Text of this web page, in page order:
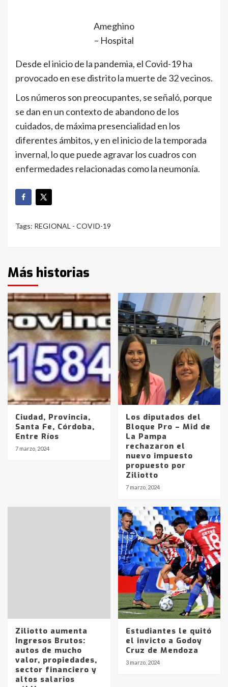
Ameghino
– Hospital
Desde el inicio de la pandemia, el Covid-19 ha
provocado en ese distrito la muerte de 32 vecinos.
Los números son preocupantes, se señaló, porque
se dan en un contexto de abandono de los
cuidados, de máxima presencialidad en los
diferentes ámbitos, y en el inicio de la temporada
invernal, lo que puede agravar los cuadros con
enfermedades relacionadas como la neumonía.
Tags: REGIONAL - COVID-19
Más historias
Ciudad, Provincia,
Santa Fe, Córdoba,
Entre Ríos
7 marzo, 2024
Los diputados del
Bloque Pro – Mid de
La Pampa
rechazaron el
nuevo impuesto
propuesto por
Ziliotto
7 marzo, 2024
Ziliotto aumenta
Ingresos Brutos:
autos de mucho
valor, propiedades,
sector financiero y
altos salarios
Estudiantes le quitó
el invicto a Godoy
Cruz de Mendoza
3 marzo, 2024